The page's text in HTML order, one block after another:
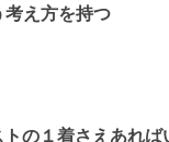
考え方を持つ
トの１着さえあれば